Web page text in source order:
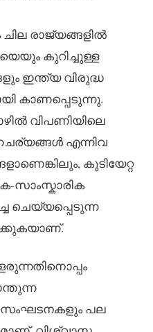
രാജ്യങ്ങളിൽ
കുറിച്ചുള്ള
ഇന്ത്യ വിരുദ്ധ
കാണപ്പെടുന്നു.
വിപണിയിലെ
എന്നിവ
കുടിയേറ്റ
ചെയ്യപ്പെടുന്ന
പല